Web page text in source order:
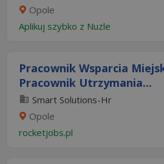
Opole
Aplikuj szybko z Nuzle
Pracownik Wsparcia
Pracownik Utrzymania...
Smart Solutions-Hr
Opole
rocketjobs.pl